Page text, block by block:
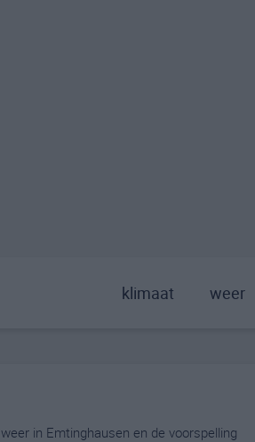
klimaat weer
in Emtinghausen en de voorspelling